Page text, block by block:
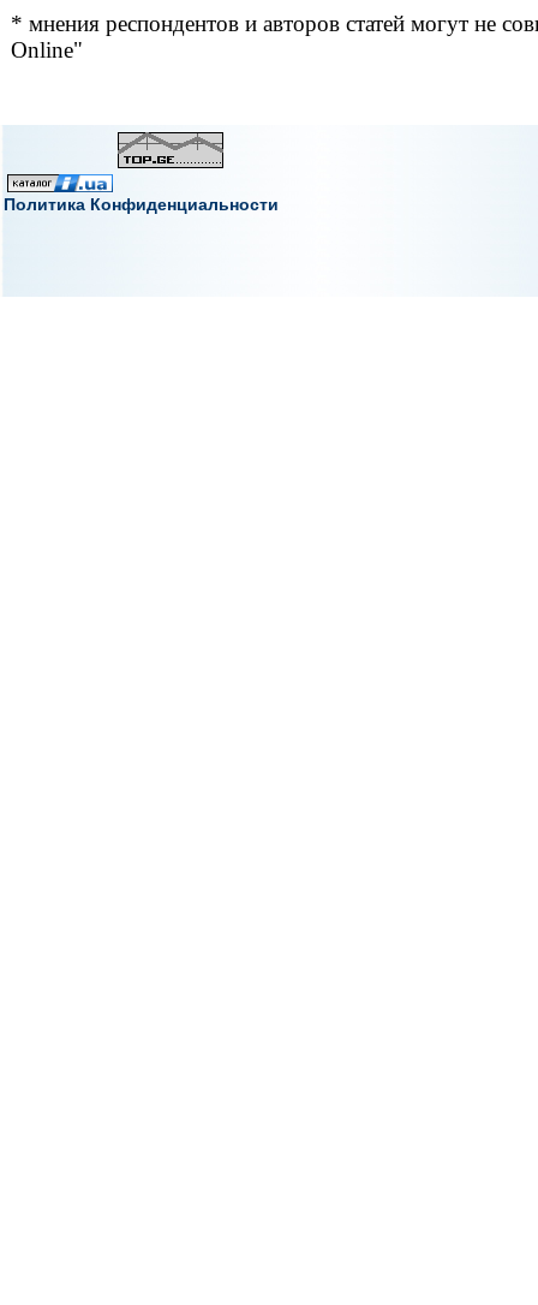
* мнения респондентов и авторов статей могут не
Online"
Политика Конфиденциальности